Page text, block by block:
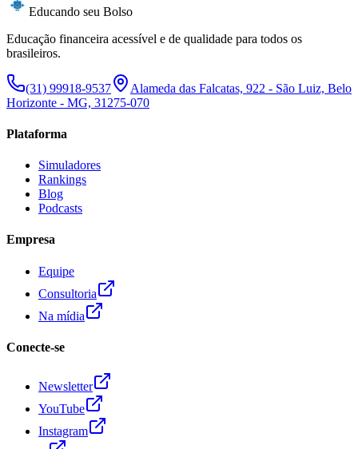
Educando seu Bolso
Educação financeira acessível e de qualidade para todos os
brasileiros.
(31) 99918-9537
Alameda das Falcatas, 922 - São Luiz, Belo
Horizonte - MG, 31275-070
Plataforma
Simuladores
Rankings
Blog
Podcasts
Empresa
Equipe
Consultoria
Na mídia
Conecte-se
Newsletter
YouTube
Instagram